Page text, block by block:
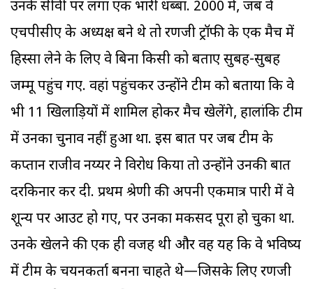
उनके सीवी पर लगा एक भारी धब्बा. 2000 में, जब वे
एचपीसीए के अध्यक्ष बने थे तो रणजी ट्रॉफी के एक मैच में
हिस्सा लेने के लिए वे बिना किसी को बताए सुबह-सुबह
जम्मू पहुंच गए. वहां पहुंचकर उन्होंने टीम को बताया कि वे
भी 11 खिलाड़ियों में शामिल होकर मैच खेलेंगे, हालांकि टीम
में उनका चुनाव नहीं हुआ था. इस बात पर जब टीम के
कप्तान राजीव नय्यर ने विरोध किया तो उन्होंने उनकी बात
दरकिनार कर दी. प्रथम श्रेणी की अपनी एकमात्र पारी में वे
शून्य पर आउट हो गए, पर उनका मकसद पूरा हो चुका था.
उनके खेलने की एक ही वजह थी और वह यह कि वे भविष्य
में टीम के चयनकर्ता बनना चाहते थे—जिसके लिए रणजी